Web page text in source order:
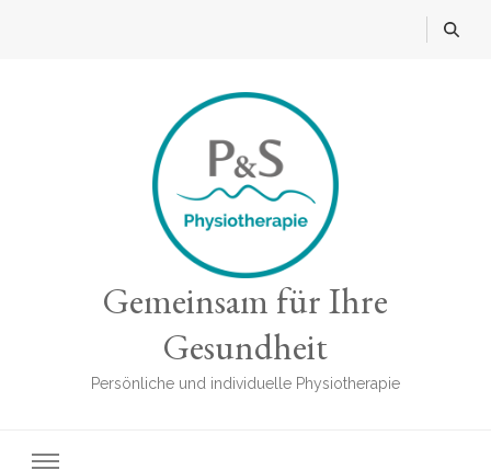
Gemeinsam für Ihre
Gesundheit
Persönliche und individuelle Physiotherapie